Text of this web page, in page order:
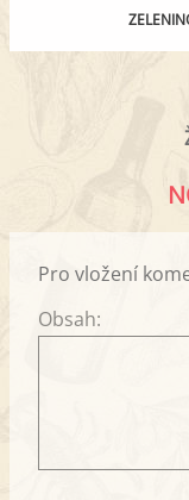
Pro vložení
Obsah: